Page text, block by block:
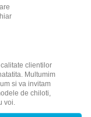
clientilor
Multumim
si va invitam
de chiloti,
voi.